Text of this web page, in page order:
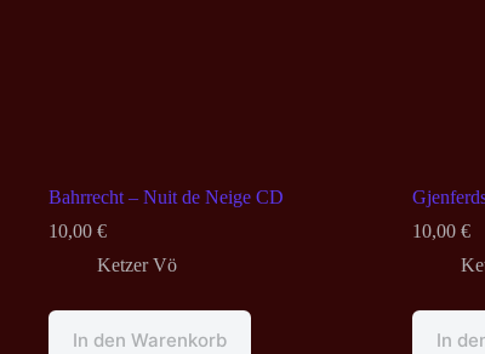
Bahrrecht – Nuit de Neige CD
10,00 €
Ketzer Vö
In den Warenkorb
10,00 €
In